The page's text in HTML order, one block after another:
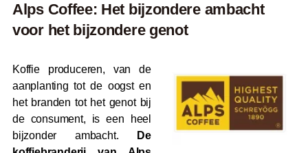
Alps Coffee: Het bijzondere ambacht
voor het bijzondere genot
Koffie produceren, van de
aanplanting tot de oogst en
het branden tot het genot bij
de consument, is een heel
bijzonder ambacht.
De